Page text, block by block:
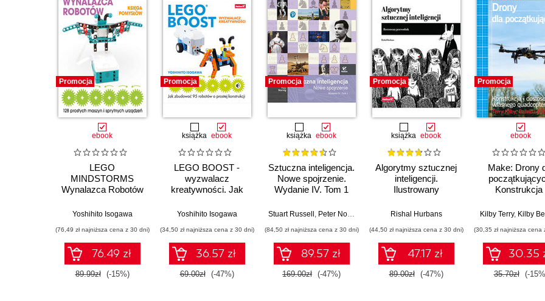
Promocja
ebook
LEGO
MINDSTORMS
Wynalazca Robotów
Yoshihito Isogawa
(76,49 zł najniższa cena z 30 dni)
76.49 zł
89.99zł (-15%)
Promocja
książka ebook
LEGO BOOST -
wyzwalacz
kreatywności. Jak
robotów o prostej
Yoshihito Isogawa
(34,50 zł najniższa cena z 30 dni)
36.57 zł
69.00zł (-47%)
Promocja
książka ebook
Sztuczna inteligencja.
Nowe spojrzenie.
Wydanie IV. Tom 1
Stuart Russell , Peter Norvig
(84,50 zł najniższa cena z 30 dni)
89.57 zł
169.00zł (-47%)
Promocja
książka ebook
Algorytmy sztucznej
inteligencji.
Ilustrowany
Rishal Hurbans
(44,50 zł najniższa cena z 30 dni)
47.17 zł
89.00zł (-47%)
Promocja
ebook
Make: Drony
Konstrukcja
własnego
Kilby Terry, Kilby
(30,35 zł najniższa cena
30.35
35.70zł (-